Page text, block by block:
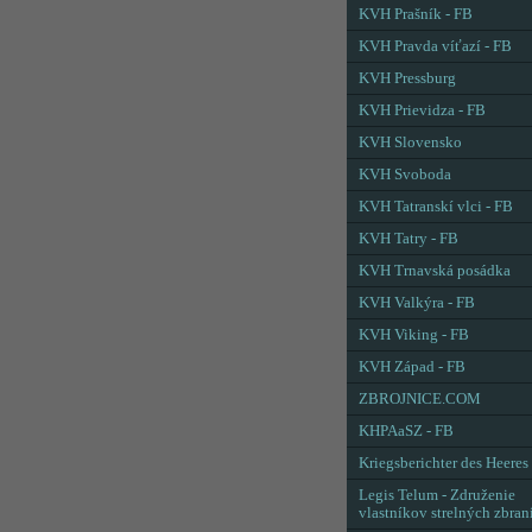
KVH Prašník - FB
KVH Pravda víťazí - FB
KVH Pressburg
KVH Prievidza - FB
KVH Slovensko
KVH Svoboda
KVH Tatranskí vlci - FB
KVH Tatry - FB
KVH Trnavská posádka
KVH Valkýra - FB
KVH Viking - FB
KVH Západ - FB
ZBROJNICE.COM
KHPAaSZ - FB
Kriegsberichter des Heeres
Legis Telum - Združenie
vlastníkov strelných